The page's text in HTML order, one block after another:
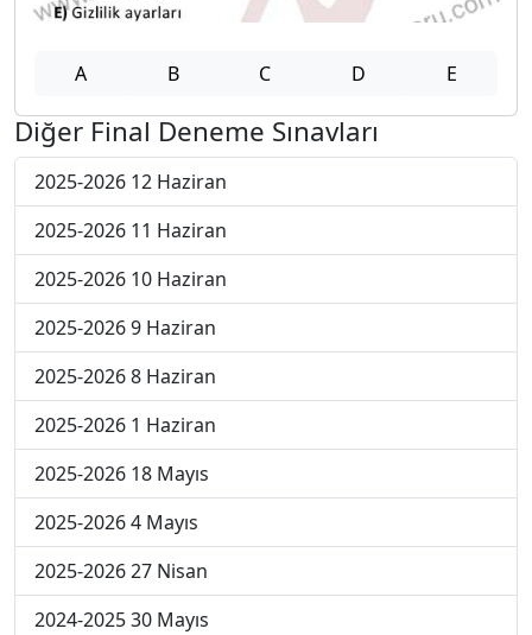
A B C D E
Diğer Final Deneme Sınavları
2025-2026 12 Haziran
2025-2026 11 Haziran
2025-2026 10 Haziran
2025-2026 9 Haziran
2025-2026 8 Haziran
2025-2026 1 Haziran
2025-2026 18 Mayıs
2025-2026 4 Mayıs
2025-2026 27 Nisan
2024-2025 30 Mayıs